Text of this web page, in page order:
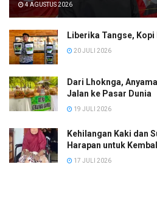
4 AGUSTUS 2026
Liberika Tangse,
20 JULI 2026
Dari Lhoknga,
Jalan ke Pasar Dunia
19 JULI 2026
Kehilangan Kaki dan
Harapan untuk
17 JULI 2026